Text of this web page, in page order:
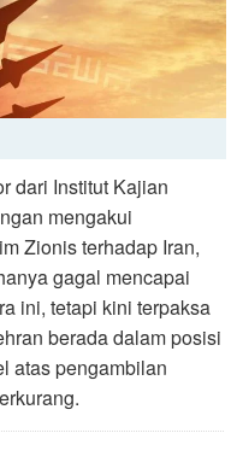
dari Institut Kajian
mengakui
Zionis terhadap Iran,
gagal mencapai
ini, tetapi kini terpaksa
berada dalam posisi
atas pengambilan